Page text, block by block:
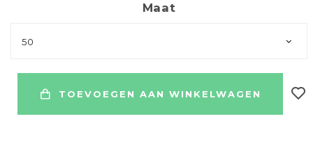
Maat
50
TOEVOEGEN AAN WINKELWAGEN